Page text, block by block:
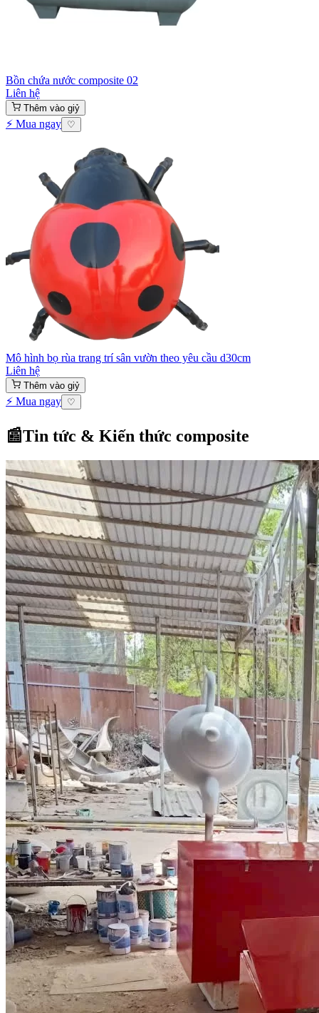
Bồn chứa nước composite 02
Liên hệ
Thêm vào giỷ
⚡ Mua ngay ♡
Mô hình bọ rùa trang trí sân vườn theo yêu cầu d30cm
Liên hệ
Thêm vào giỷ
⚡ Mua ngay ♡
📰Tin tức & Kiến thức composite